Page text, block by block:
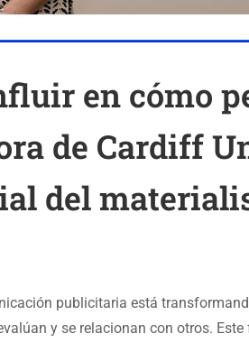
en cómo
de Cardiff
del
publicitaria está
y se relacionan con otros.